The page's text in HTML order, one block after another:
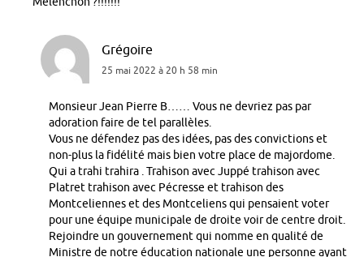
Grégoire
25 mai 2022 à 20 h 58 min
Monsieur Jean Pierre B…… Vous ne devriez pas par
adoration faire de tel parallèles.
Vous ne défendez pas des idées, pas des convictions et
non-plus la fidélité mais bien votre place de majordome.
Qui a trahi trahira . Trahison avec Juppé trahison avec
Platret trahison avec Pécresse et trahison des
Montceliennes et des Montceliens qui pensaient voter
pour une équipe municipale de droite voir de centre droit.
Rejoindre un gouvernement qui nomme en qualité de
Ministre de notre éducation nationale une personne ayant